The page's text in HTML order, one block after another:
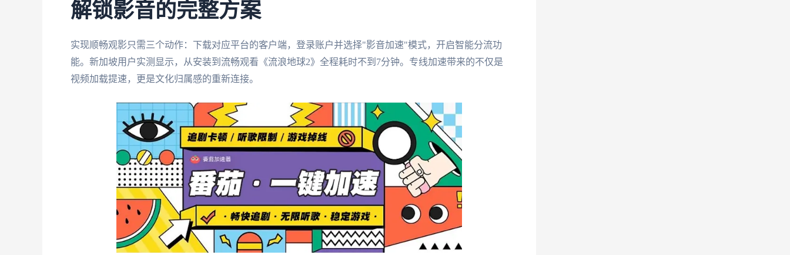
解锁影音的完整方案
实现顺畅观影只需三个动作：下载对应平台的客户端，登录账户并选择"影音加速"模式，开启智能分流功
能。新加坡用户实测显示，从安装到流畅观看《流浪地球2》全程耗时不到7分钟。专线加速带来的不仅是
视频加载提速，更是文化归属感的重新连接。